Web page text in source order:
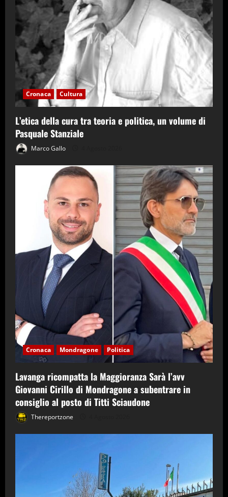
Cronaca Cultura
L’etica della cura tra teoria e politica, un volume di
Pasquale Stanziale
Marco Gallo
Cronaca Mondragone Politica
Lavanga ricompatta la Maggioranza Sarà l’avv
Giovanni Cirillo di Mondragone a subentrare in
consiglio al posto di Titti Sciaudone
Thereportzone